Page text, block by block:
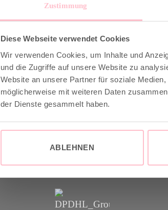
Zustimmung
Diese Webseite verwendet Cookies
Wir verwenden Cookies, um Inhalte und
und die Zugriffe auf unsere Website zu
Website an unsere Partner für soziale
möglicherweise mit weiteren Daten
der Dienste gesammelt haben.
ABLEHNEN
VERSAND & INFO
✓ Klimaneutraler Versand
GoGreen